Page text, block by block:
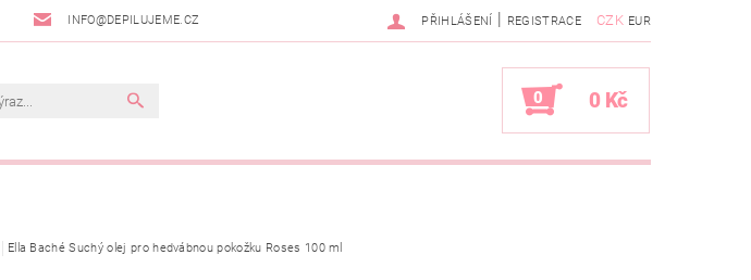
INFO@DEPILUJEME.CZ CZK EUR
PŘIHLÁŠENÍ | REGISTRACE
0 0 Kč
Ella Baché Suchý olej pro hedvábnou pokožku Roses 100 ml